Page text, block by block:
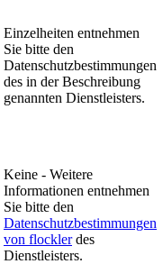
Einzelheiten entnehmen
Sie bitte den
Datenschutzbestimmungen
des in der Beschreibung
genannten Dienstleisters.
Keine - Weitere
Informationen entnehmen
Sie bitte den
Datenschutzbestimmungen
von flocklerdes
Dienstleisters.